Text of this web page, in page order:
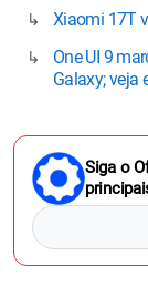
Xiaomi 17T
One UI 9
Galaxy; veja
Siga o